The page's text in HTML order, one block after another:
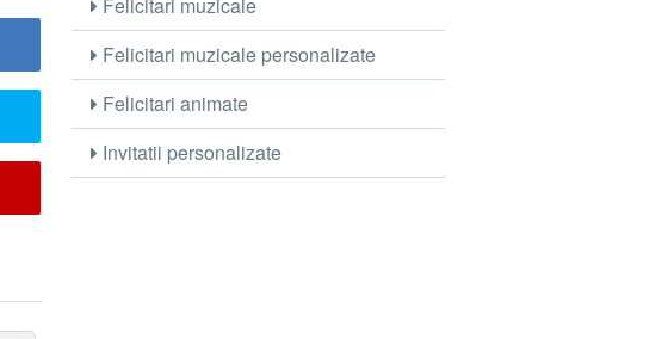
Felicitari muzicale personalizate
Felicitari animate
Invitatii personalizate